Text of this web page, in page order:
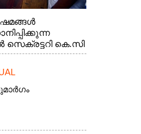
കെ.സി
സഹകരണ-